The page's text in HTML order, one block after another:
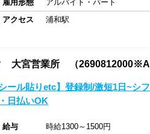
雇用形態
アルバイト・パート
アクセス
浦和駅
大宮営業所 （
シール貼りetc】登録制/激短1日~
日払いOK
給与
時給1300～1500円